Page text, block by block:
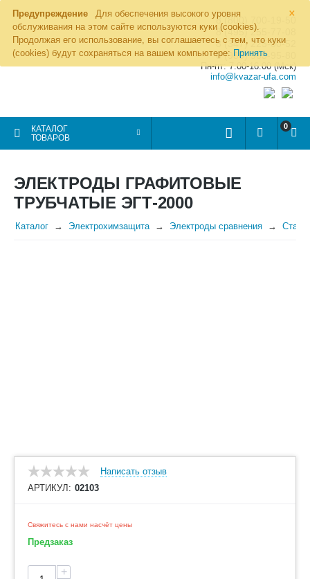
×
Предупреждение
Для обеспечения высокого уровня
обслуживания на этом сайте используются куки (cookies).
Продолжая его использование, вы соглашаетесь с тем, что куки
(cookies) будут сохраняться на вашем компьютере: Принять
8 (800) 700-19-50
8 (495) 255-77-08
8 (347) 225-00-52
8 (986) 963-95-80
Пн-пт: 7.00-16.00 (Мск)
info@kvazar-ufa.com
КАТАЛОГ
ТОВАРОВ
0
ЭЛЕКТРОДЫ ГРАФИТОВЫЕ
ТРУБЧАТЫЕ ЭГТ-2000
Каталог Электрохимзащита Электроды сравнения
Написать отзыв
АРТИКУЛ: 02103
Свяжитесь с нами насчёт цены
Предзаказ
+